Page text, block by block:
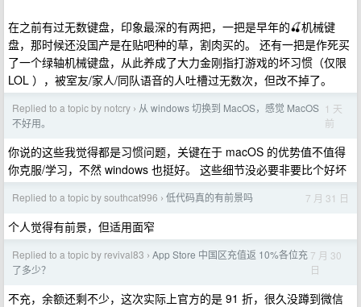
在之前有过无数键盘，印象最深的有两把，一把是早年的🍒机械键
盘，那时候还没国产是在贴吧种的草，割肉买的。 还有一把是作死买
了一个绿轴机械键盘，从此养成了大力金刚指打游戏的坏习惯（仅限
LOL ），被室友/家人/同队语音的人吐槽过无数次，但改不掉了。
Replied to a topic by notcry › 从 windows 切换到 MacOS，感觉 MacOS
不好用。
1 天
前
你说的这些我觉得都是习惯问题，关键在于 macOS 的优势值不值得
你克服/学习，不然 windows 也挺好。 这些细节没必要非要比个好坏
Replied to a topic by southcat996 › 低代码真的有前景吗 7 月 31 日
个人觉得有前景，但适用面窄
Replied to a topic by revival83 › App Store 中国区充值返 10%各位充
了多少？
7 月 30
日
不充，余额还剩不少，这次实际上官方的是 91 折，很久没蹲到微信